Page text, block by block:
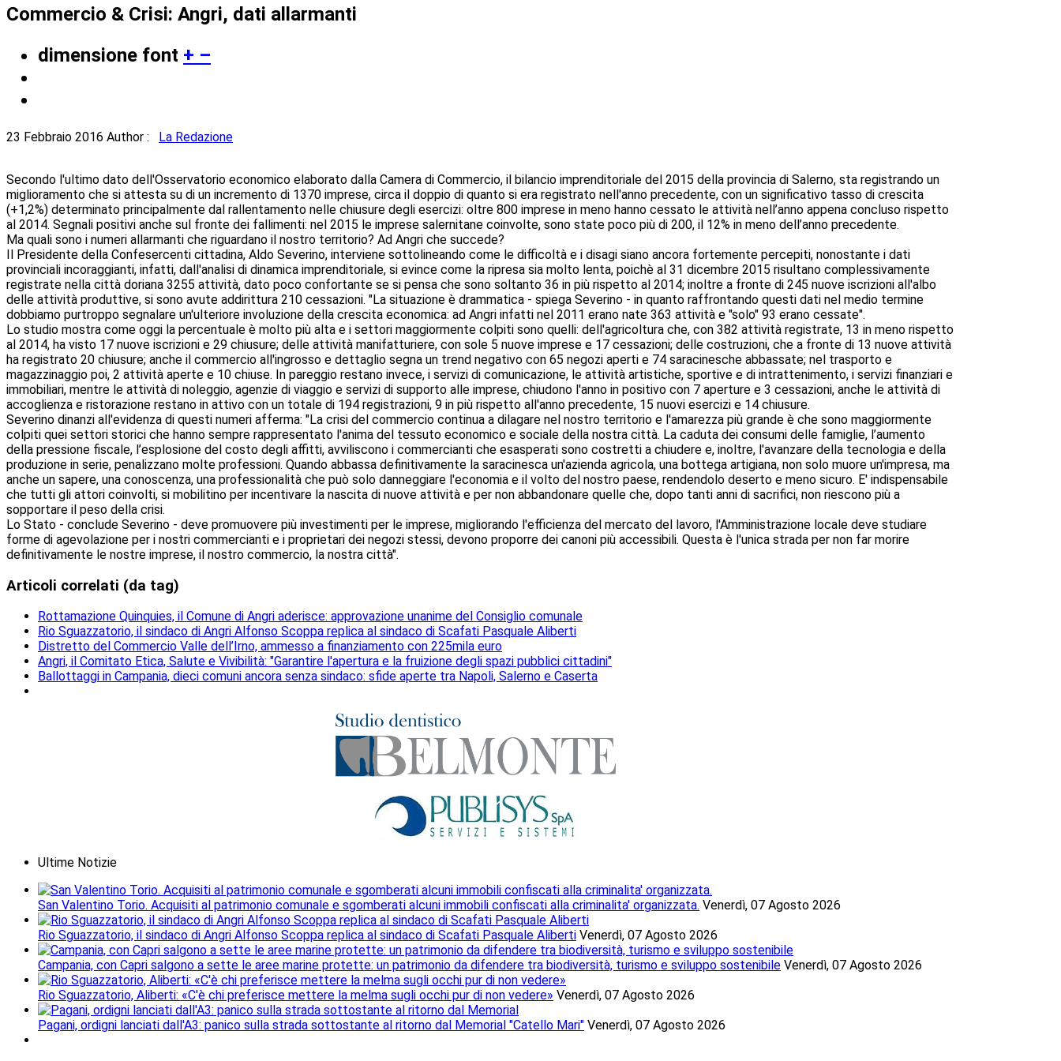
Commercio & Crisi: Angri, dati allarmanti
dimensione font + –
23 Febbraio 2016 Author : La Redazione
Secondo l'ultimo dato dell'Osservatorio economico elaborato dalla Camera di Commercio, il bilancio imprenditoriale del 2015 della provincia di Salerno, sta registrando un
miglioramento che si attesta su di un incremento di 1370 imprese, circa il doppio di quanto si era registrato nell'anno precedente, con un significativo tasso di crescita
(+1,2%) determinato principalmente dal rallentamento nelle chiusure degli esercizi: oltre 800 imprese in meno hanno cessato le attività nell’anno appena concluso rispetto
al 2014. Segnali positivi anche sul fronte dei fallimenti: nel 2015 le imprese salernitane coinvolte, sono state poco più di 200, il 12% in meno dell’anno precedente.
Ma quali sono i numeri allarmanti che riguardano il nostro territorio? Ad Angri che succede?
Il Presidente della Confesercenti cittadina, Aldo Severino, interviene sottolineando come le difficoltà e i disagi siano ancora fortemente percepiti, nonostante i dati
provinciali incoraggianti, infatti, dall'analisi di dinamica imprenditoriale, si evince come la ripresa sia molto lenta, poichè al 31 dicembre 2015 risultano complessivamente
registrate nella città doriana 3255 attività, dato poco confortante se si pensa che sono soltanto 36 in più rispetto al 2014; inoltre a fronte di 245 nuove iscrizioni all'albo
delle attività produttive, si sono avute addirittura 210 cessazioni. "La situazione è drammatica - spiega Severino - in quanto raffrontando questi dati nel medio termine
dobbiamo purtroppo segnalare un'ulteriore involuzione della crescita economica: ad Angri infatti nel 2011 erano nate 363 attività e "solo" 93 erano cessate".
Lo studio mostra come oggi la percentuale è molto più alta e i settori maggiormente colpiti sono quelli: dell'agricoltura che, con 382 attività registrate, 13 in meno rispetto
al 2014, ha visto 17 nuove iscrizioni e 29 chiusure; delle attività manifatturiere, con sole 5 nuove imprese e 17 cessazioni; delle costruzioni, che a fronte di 13 nuove attività
ha registrato 20 chiusure; anche il commercio all'ingrosso e dettaglio segna un trend negativo con 65 negozi aperti e 74 saracinesche abbassate; nel trasporto e
magazzinaggio poi, 2 attività aperte e 10 chiuse. In pareggio restano invece, i servizi di comunicazione, le attività artistiche, sportive e di intrattenimento, i servizi finanziari e
immobiliari, mentre le attività di noleggio, agenzie di viaggio e servizi di supporto alle imprese, chiudono l'anno in positivo con 7 aperture e 3 cessazioni, anche le attività di
accoglienza e ristorazione restano in attivo con un totale di 194 registrazioni, 9 in più rispetto all'anno precedente, 15 nuovi esercizi e 14 chiusure.
Severino dinanzi all'evidenza di questi numeri afferma: "La crisi del commercio continua a dilagare nel nostro territorio e l'amarezza più grande è che sono maggiormente
colpiti quei settori storici che hanno sempre rappresentato l'anima del tessuto economico e sociale della nostra città. La caduta dei consumi delle famiglie, l’aumento
della pressione fiscale, l’esplosione del costo degli affitti, avviliscono i commercianti che esasperati sono costretti a chiudere e, inoltre, l'avanzare della tecnologia e della
produzione in serie, penalizzano molte professioni. Quando abbassa definitivamente la saracinesca un'azienda agricola, una bottega artigiana, non solo muore un'impresa, ma
anche un sapere, una conoscenza, una professionalità che può solo danneggiare l'economia e il volto del nostro paese, rendendolo deserto e meno sicuro. E' indispensabile
che tutti gli attori coinvolti, si mobilitino per incentivare la nascita di nuove attività e per non abbandonare quelle che, dopo tanti anni di sacrifici, non riescono più a
sopportare il peso della crisi.
Lo Stato - conclude Severino - deve promuovere più investimenti per le imprese, migliorando l'efficienza del mercato del lavoro, l'Amministrazione locale deve studiare
forme di agevolazione per i nostri commercianti e i proprietari dei negozi stessi, devono proporre dei canoni più accessibili. Questa è l'unica strada per non far morire
definitivamente le nostre imprese, il nostro commercio, la nostra città".
Articoli correlati (da tag)
Rottamazione Quinquies, il Comune di Angri aderisce: approvazione unanime del Consiglio comunale
Rio Sguazzatorio, il sindaco di Angri Alfonso Scoppa replica al sindaco di Scafati Pasquale Aliberti
Distretto del Commercio Valle dell’Irno, ammesso a finanziamento con 225mila euro
Angri, il Comitato Etica, Salute e Vivibilità: "Garantire l'apertura e la fruizione degli spazi pubblici cittadini"
Ballottaggi in Campania, dieci comuni ancora senza sindaco: sfide aperte tra Napoli, Salerno e Caserta
Ultime Notizie
San Valentino Torio. Acquisiti al patrimonio comunale e sgomberati alcuni immobili confiscati alla criminalita' organizzata. Venerdì, 07 Agosto 2026
Rio Sguazzatorio, il sindaco di Angri Alfonso Scoppa replica al sindaco di Scafati Pasquale Aliberti Venerdì, 07 Agosto 2026
Campania, con Capri salgono a sette le aree marine protette: un patrimonio da difendere tra biodiversità, turismo e sviluppo sostenibile Venerdì, 07 Agosto 2026
Rio Sguazzatorio, Aliberti: «C'è chi preferisce mettere la melma sugli occhi pur di non vedere» Venerdì, 07 Agosto 2026
Pagani, ordigni lanciati dall'A3: panico sulla strada sottostante al ritorno dal Memorial "Catello Mari" Venerdì, 07 Agosto 2026